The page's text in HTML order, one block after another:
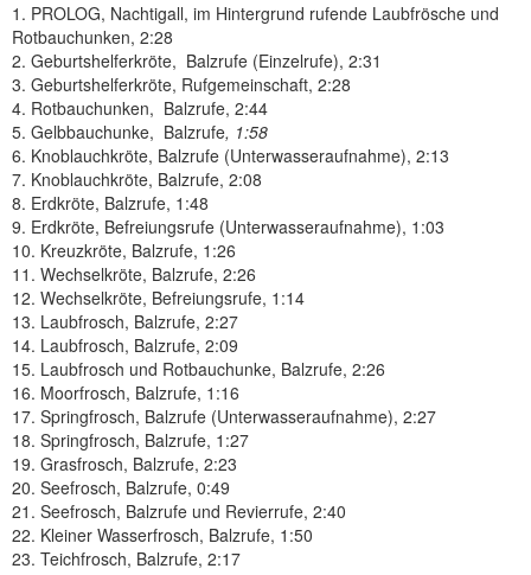
1. PROLOG, Nachtigall, im Hintergrund rufende Laubfrösche und
Rotbauchunken, 2:28
2. Geburtshelferkröte, Balzrufe (Einzelrufe), 2:31
3. Geburtshelferkröte, Rufgemeinschaft, 2:28
4. Rotbauchunken, Balzrufe, 2:44
5. Gelbbauchunke, Balzrufe, 1:58
6. Knoblauchkröte, Balzrufe (Unterwasseraufnahme), 2:13
7. Knoblauchkröte, Balzrufe, 2:08
8. Erdkröte, Balzrufe, 1:48
9. Erdkröte, Befreiungsrufe (Unterwasseraufnahme), 1:03
10. Kreuzkröte, Balzrufe, 1:26
11. Wechselkröte, Balzrufe, 2:26
12. Wechselkröte, Befreiungsrufe, 1:14
13. Laubfrosch, Balzrufe, 2:27
14. Laubfrosch, Balzrufe, 2:09
15. Laubfrosch und Rotbauchunke, Balzrufe, 2:26
16. Moorfrosch, Balzrufe, 1:16
17. Springfrosch, Balzrufe (Unterwasseraufnahme), 2:27
18. Springfrosch, Balzrufe, 1:27
19. Grasfrosch, Balzrufe, 2:23
20. Seefrosch, Balzrufe, 0:49
21. Seefrosch, Balzrufe und Revierrufe, 2:40
22. Kleiner Wasserfrosch, Balzrufe, 1:50
23. Teichfrosch, Balzrufe, 2:17